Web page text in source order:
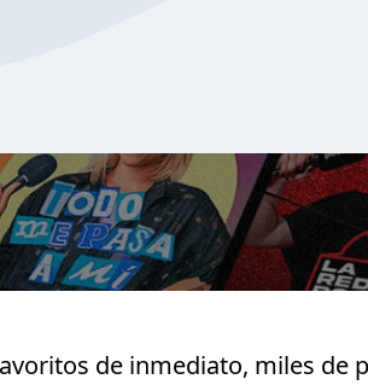
de inmediato, miles de